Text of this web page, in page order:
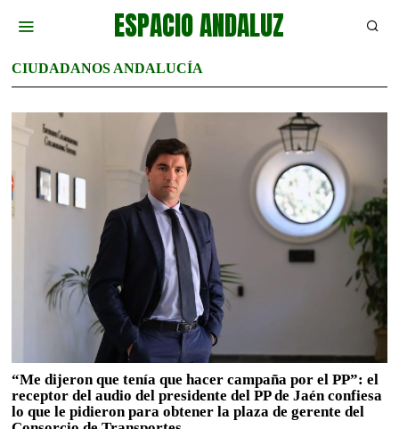
ESPACIO ANDALUZ
CIUDADANOS ANDALUCÍA
“Me dijeron que tenía que hacer campaña por el PP”: el
receptor del audio del presidente del PP de Jaén confiesa
lo que le pidieron para obtener la plaza de gerente del